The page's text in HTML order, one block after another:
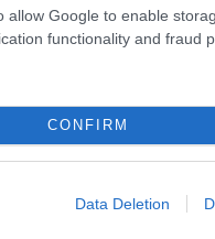
allow Google to enable
functionality and fraud
CONFIRM
Data Deletion
αποσύρει
οποίων
στραγγαλισμού
σύμφωνα με τις
τραυμάτων που
εγγύησης από τη